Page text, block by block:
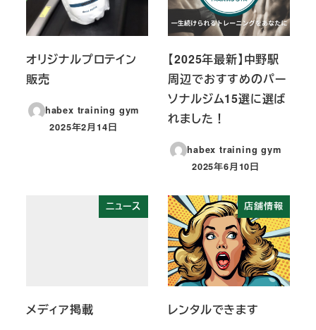
オリジナルプロテイン
販売
habex training gym
投稿日
2025年2月14日
【2025年最新】中野駅
周辺でおすすめのパー
ソナルジム15選に選ば
れました！
habex training gym
投稿日
2025年6月10日
ニュース
メディア掲載
店舗情報
レンタルできます